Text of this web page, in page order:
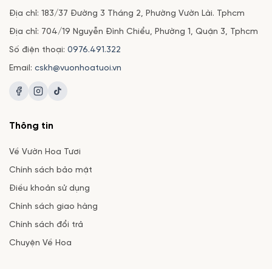
Địa chỉ: 183/37 Đường 3 Tháng 2, Phường Vườn Lài. Tphcm
Địa chỉ: 704/19 Nguyễn Đình Chiểu, Phường 1, Quận 3, Tphcm
Số điện thoại: 0976.491.322
Email: cskh@vuonhoatuoi.vn
Thông tin
Về Vườn Hoa Tươi
Chính sách bảo mật
Điều khoản sử dụng
Chính sách giao hàng
Chính sách đổi trả
Chuyện Về Hoa